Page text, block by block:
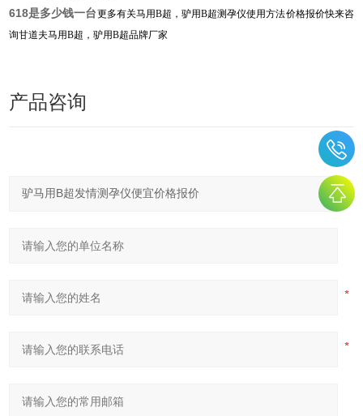
618是多少钱一台更多有关马用B超，驴用B超测孕仪使用方法价格报价快来咨
询甘道夫马用B超，驴用B超品牌厂家
产品咨询